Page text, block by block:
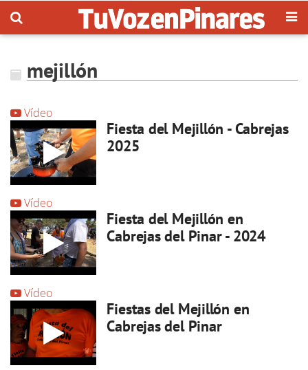
mejillón
Vídeo
Fiesta del Mejillón - Cabrejas
2025
Vídeo
Fiesta del Mejillón en
Cabrejas del Pinar - 2024
Vídeo
Fiestas del Mejillón en
Cabrejas del Pinar